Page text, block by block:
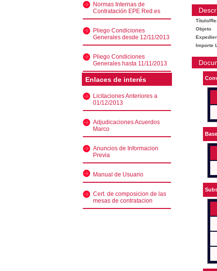
Normas Internas de
Contratación EPE Red.es
Pliego Condiciones
Generales desde 12/11/2013
Pliego Condiciones
Generales hasta 11/11/2013
Enlaces de interés
Licitaciones Anteriores a
01/12/2013
Adjudicaciones Acuerdos
Marco
Anuncios de Informacion
Previa
Manual de Usuario
Cert. de composicion de las
mesas de contratacion
Título/
Objeto
Importe